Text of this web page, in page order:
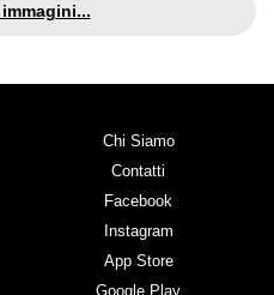
Chi Siamo
Contatti
Facebook
Instagram
App Store
Google Play